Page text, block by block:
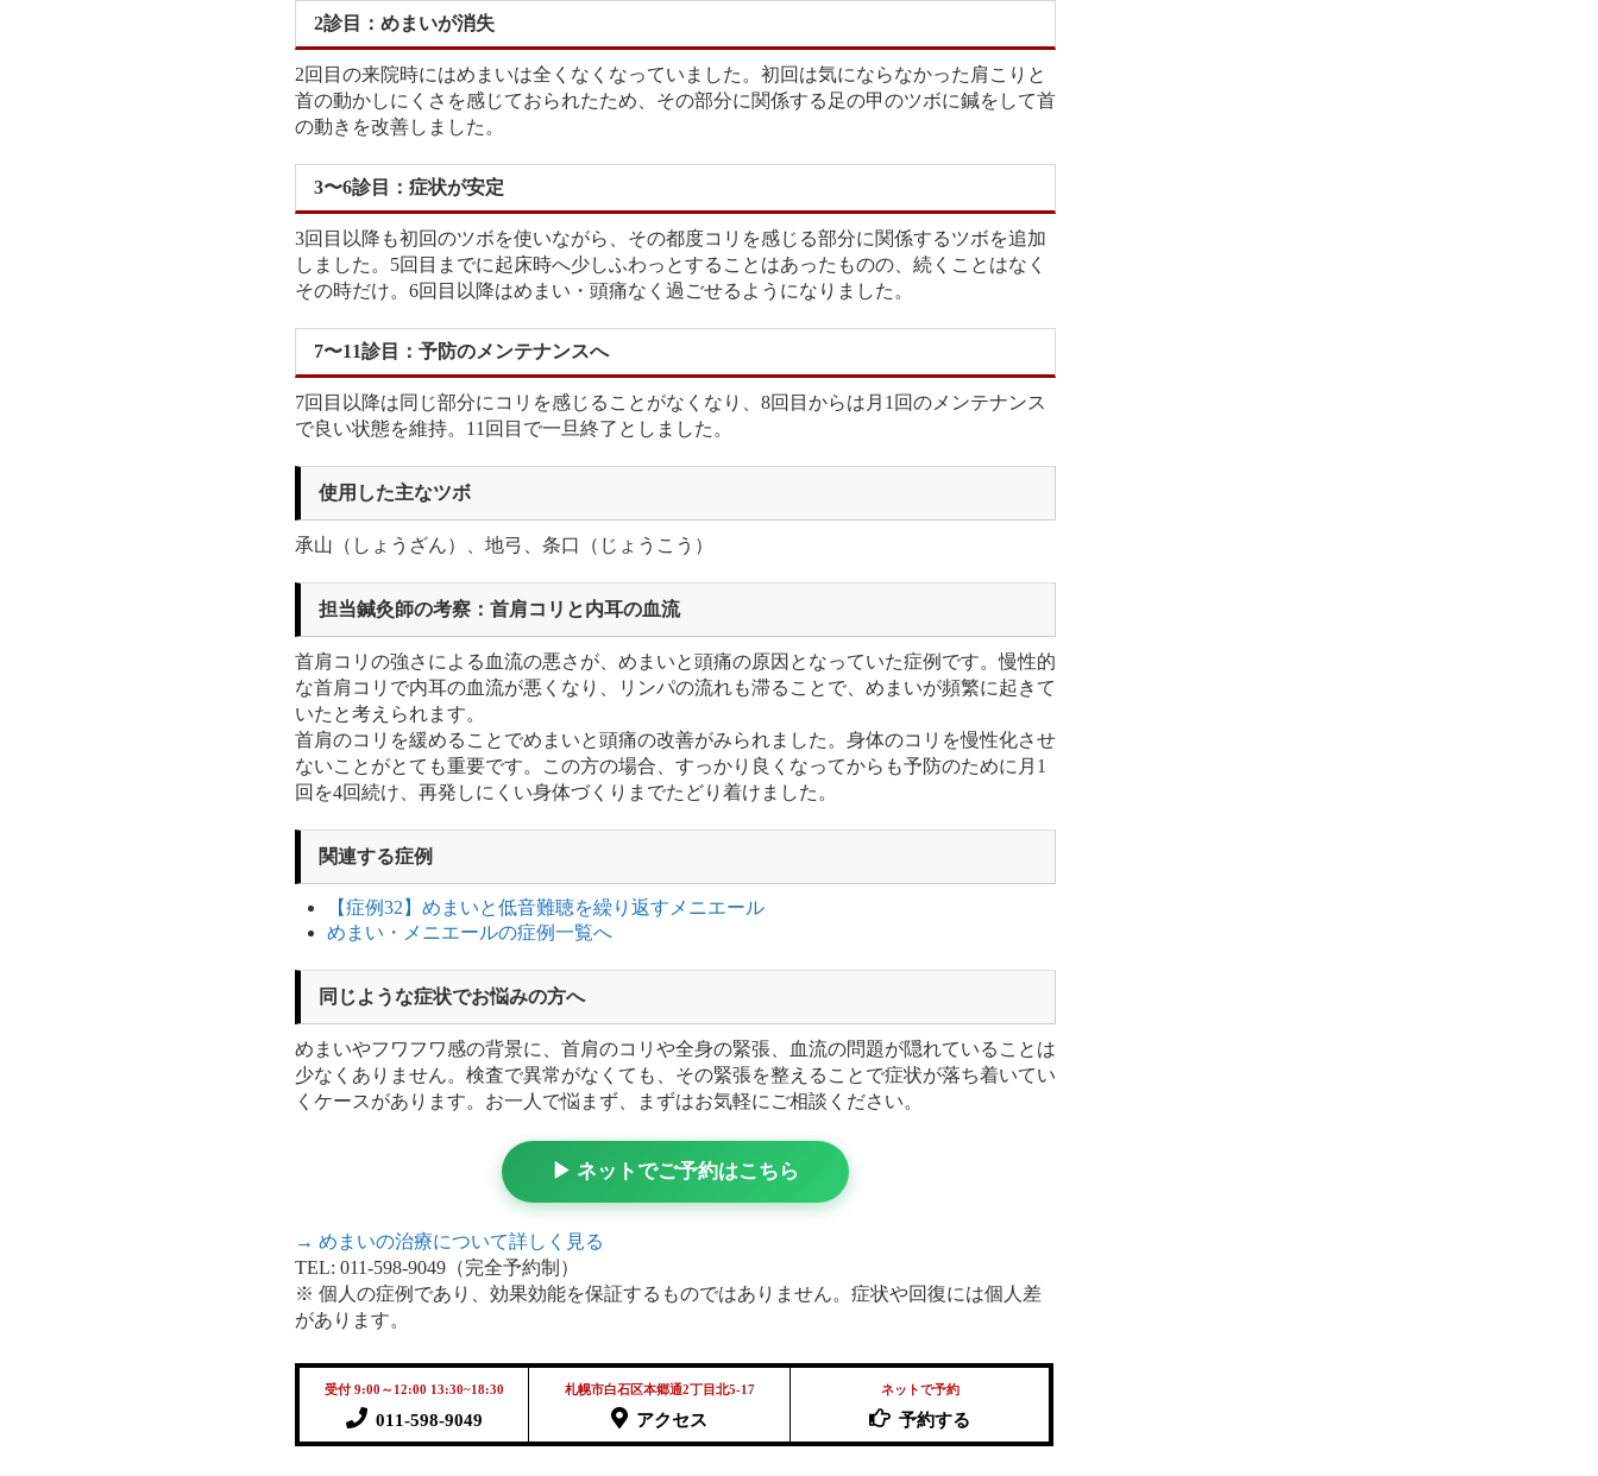
2診目：めまいが消失
2回目の来院時にはめまいは全くなくなっていました。初回は気にならなかった肩こりと
首の動かしにくさを感じておられたため、その部分に関係する足の甲のツボに鍼をして首
の動きを改善しました。
3〜6診目：症状が安定
3回目以降も初回のツボを使いながら、その都度コリを感じる部分に関係するツボを追加
しました。5回目までに起床時へ少しふわっとすることはあったものの、続くことはなく
その時だけ。6回目以降はめまい・頭痛なく過ごせるようになりました。
7〜11診目：予防のメンテナンスへ
7回目以降は同じ部分にコリを感じることがなくなり、8回目からは月1回のメンテナンス
で良い状態を維持。11回目で一旦終了としました。
使用した主なツボ
承山（しょうざん）、地弓、条口（じょうこう）
担当鍼灸師の考察：首肩コリと内耳の血流
首肩コリの強さによる血流の悪さが、めまいと頭痛の原因となっていた症例です。慢性的
な首肩コリで内耳の血流が悪くなり、リンパの流れも滞ることで、めまいが頻繁に起きて
いたと考えられます。
首肩のコリを緩めることでめまいと頭痛の改善がみられました。身体のコリを慢性化させ
ないことがとても重要です。この方の場合、すっかり良くなってからも予防のために月1
回を4回続け、再発しにくい身体づくりまでたどり着けました。
関連する症例
【症例32】めまいと低音難聴を繰り返すメニエール
めまい・メニエールの症例一覧へ
同じような症状でお悩みの方へ
めまいやフワフワ感の背景に、首肩のコリや全身の緊張、血流の問題が隠れていることは
少なくありません。検査で異常がなくても、その緊張を整えることで症状が落ち着いてい
くケースがあります。お一人で悩まず、まずはお気軽にご相談ください。
▶ ネットでご予約はこちら
→ めまいの治療について詳しく見る
TEL: 011-598-9049（完全予約制）
※ 個人の症例であり、効果効能を保証するものではありません。症状や回復には個人差
があります。
受付 9:00～12:00 13:30~18:30
011-598-9049
札幌市白石区本郷通2丁目北5-17
アクセス
ネットで予約
予約する